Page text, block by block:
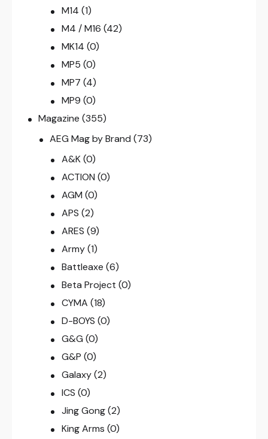
M14 (1)
M4 / M16 (42)
MK14 (0)
MP5 (0)
MP7 (4)
MP9 (0)
Magazine (355)
AEG Mag by Brand (73)
A&K (0)
ACTION (0)
AGM (0)
APS (2)
ARES (9)
Army (1)
Battleaxe (6)
Beta Project (0)
CYMA (18)
D-BOYS (0)
G&G (0)
G&P (0)
Galaxy (2)
ICS (0)
Jing Gong (2)
King Arms (0)